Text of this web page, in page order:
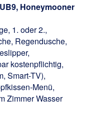
Honeymooner
1. oder 2.,
Regendusche,
kostenpflichtig,
Smart-TV),
Menü,
Zimmer Wasser